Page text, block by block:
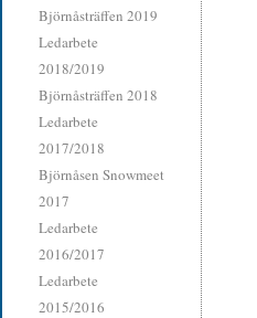
Björnåsträffen 2019
Ledarbete
2018/2019
Björnåsträffen 2018
Ledarbete
2017/2018
Björnåsen Snowmeet
2017
Ledarbete
2016/2017
Ledarbete
2015/2016